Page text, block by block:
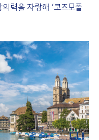
력을 자랑해 ‘코즈모폴